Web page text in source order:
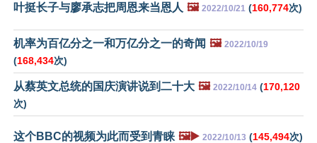
叶挺长子与廖承志把周恩来当恩人 🖼️ 2022/10/21 (160,774次)
机率为百亿分之一和万亿分之一的奇闻 🖼️ 2022/10/19
(168,434次)
从蔡英文总统的国庆演讲说到二十大 🖼️ 2022/10/14 (170,120
次)
这个BBC的视频为此而受到青睐 🖼️▶️ 2022/10/13 (145,494次)